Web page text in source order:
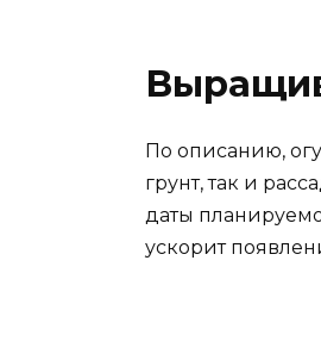
По описанию,
грунт, так и
даты
ускорит